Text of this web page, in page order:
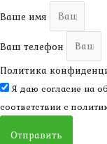
Ваше имя
Ваш телефон
Политика
Я даю согласие на
соответствии с
Отправить